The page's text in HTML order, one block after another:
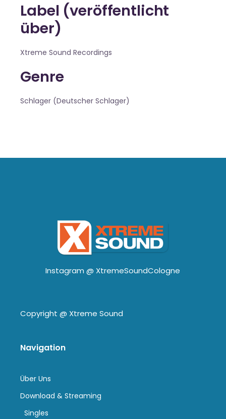
Label (veröffentlicht
über)
Xtreme Sound Recordings
Genre
Schlager (Deutscher Schlager)
Instagram @ XtremeSoundCologne
Copyright @ Xtreme Sound
Navigation
Über Uns
Download & Streaming
Singles